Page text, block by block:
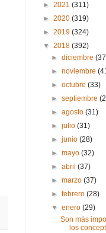
► 2021 (311)
► 2020 (319)
► 2019 (324)
▼ 2018 (392)
►diciembre
►noviembre
►octubre(33)
►septiembre
►agosto(31)
►julio(31)
►junio(28)
►mayo(32)
►abril(37)
►marzo(37)
►febrero(28)
▼enero(29)
Son más
los